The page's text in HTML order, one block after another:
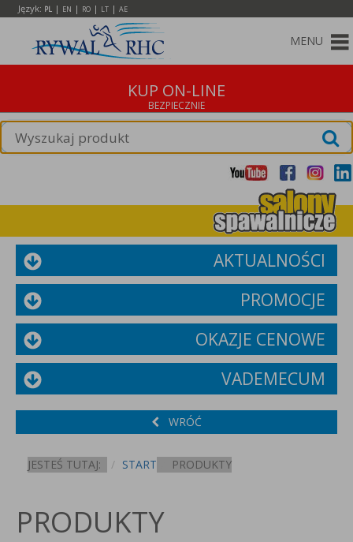
Język: PL | EN | RO | LT | AE
MENU
KUP ON-LINE
AKTUALNOŚCI
PROMOCJE
OKAZJE CENOWE
VADEMECUM
WRÓĆ
JESTEŚ TUTAJ: START PRODUKTY
PRODUKTY